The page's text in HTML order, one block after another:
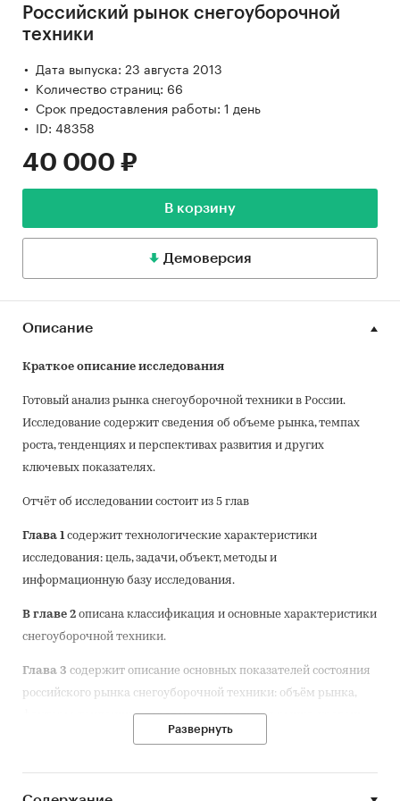
Российский рынок снегоуборочной
техники
Дата выпуска: 23 августа 2013
Количество страниц: 66
Срок предоставления работы: 1 день
ID: 48358
40 000 ₽
В корзину
Демоверсия
Описание
Краткое описание исследования
Готовый анализ рынка снегоуборочной техники в России.
Исследование содержит сведения об объеме рынка, темпах
роста, тенденциях и перспективах развития и других
ключевых показателях.
Отчёт об исследовании состоит из 5 глав
Глава 1содержит технологические характеристики
исследования: цель, задачи, объект, методы и
информационную базу исследования.
В главе 2 описана классификация и основные характеристики
снегоуборочной техники.
Глава 3 содержит описание основных показателей состояния
российского рынка снегоуборочной техники: объём рынка,
факторы, тенденции, перспективы развития рынка, уровень
конкуренции, объём производства и др.
Глава 4посвящена описанию объёма импорта
снегоуборочной техники в Россию и экспорта из России в
Развернуть